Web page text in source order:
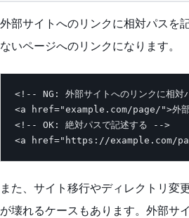
外部サイトへのリンクに相対パスを
ないページへのリンクになります。
<!-- NG: 外部サイトへのリンクに相対
<a href="example.com/page/">外部
<!-- OK: 絶対パスで記述する -->
<a href="https://example.com/
また、サイト移行やディレクトリ変
が壊れるケースもあります。外部サ